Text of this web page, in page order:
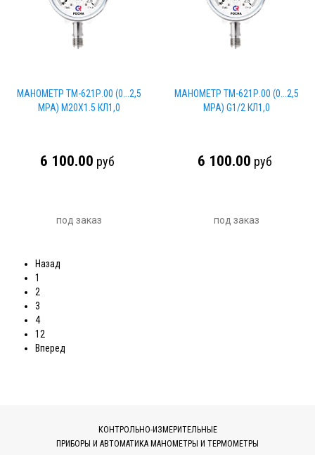
МАНОМЕТР ТМ-621Р.00 (0...2,5
MPA) М20Х1.5 КЛ1,0
6 100.00 руб
под заказ
МАНОМЕТР ТМ-621Р.00 (0...2,5
MPA) G1/2 КЛ1,0
6 100.00 руб
под заказ
Назад
1
2
3
4
12
Вперед
КОНТРОЛЬНО-ИЗМЕРИТЕЛЬНЫЕ
ПРИБОРЫ И АВТОМАТИКА МАНОМЕТРЫ И ТЕРМОМЕТРЫ